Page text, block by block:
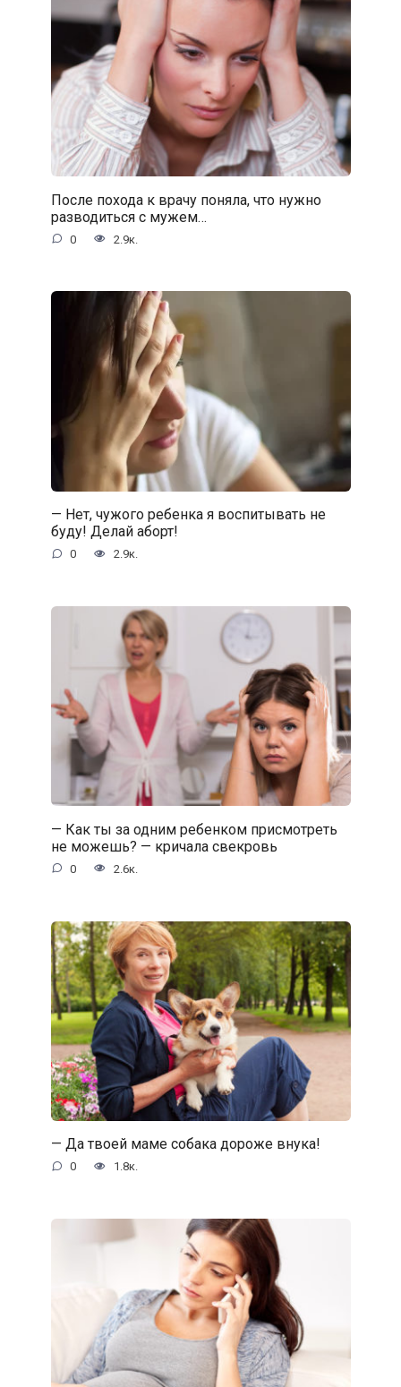
После похода к врачу поняла, что нужно
разводиться с мужем…
0 2.9к.
— Нет, чужого ребенка я воспитывать не
буду! Делай аборт!
0 2.9к.
— Как ты за одним ребенком присмотреть
не можешь? — кричала свекровь
0 2.6к.
— Да твоей маме собака дороже внука!
0 1.8к.